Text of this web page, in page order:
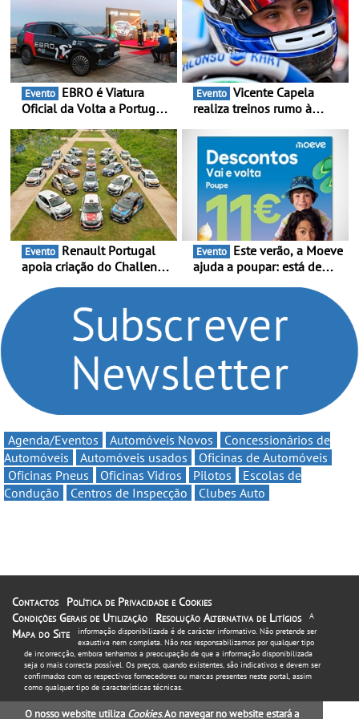
Evento
Oficial da Volta a Portugal
presença nacional ao lado
da mítica prova de ciclismo
e leva a sua gama SUV
multi-energia às estradas
de Portugal
Evento
realiza treinos rumo à
Portugal Karting e mira boa
estreia - O Campeonato
Portugal Karting 2026
decorre entre 1 de Março e
6 de Setembro
Evento
apoia criação do Challenge
compromisso com o
automobilismo nacional
continua em 2026
Evento
ajuda a poupar: está de
Volta” com descontos de
Agenda/Eventos Automóveis Novos
Concessionários de
Automóveis
Automóveis usados
Oficinas de Automóveis
Oficinas Pneus
Oficinas Vidros Pilotos
Escolas de
Condução
Centros de Inspecção Clubes Auto
Contactos
Política de Privacidade e Cookies
Condições Gerais de Utilização
Resolução Alternativa de Litígios
Mapa do Site
A
informação disponibilizada é de carácter informativo. Não pretende ser
exaustiva nem completa. Não nos responsabilizamos por qualquer tipo
de incorrecção, embora tenhamos a preocupação de que a informação disponibilizada
seja o mais correcta possível. Os preços, quando existentes, são indicativos e devem ser
confirmados com os respectivos fornecedores ou marcas presentes neste portal, assim
como qualquer tipo de características técnicas.
O nosso website utiliza Cookies. Ao navegar no website estará a